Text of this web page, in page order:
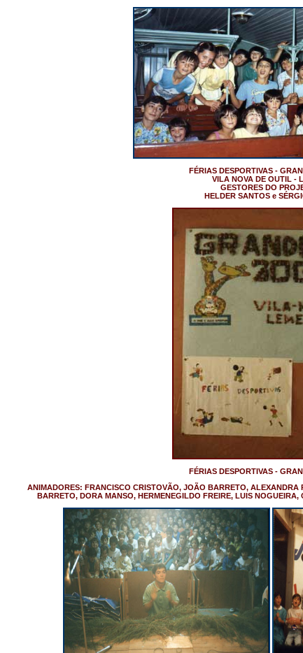
FÉRIAS DESPORTIVAS -
VILA NOVA DE OUTIL -
GESTORES DO
HELDER SANTOS e
FÉRIAS DESPORTIVAS -
ANIMADORES: FRANCISCO CRISTOVÃO, JOÃO BARRETO, ALEXANDRA
BARRETO, DORA MANSO, HERMENEGILDO FREIRE, LUIS